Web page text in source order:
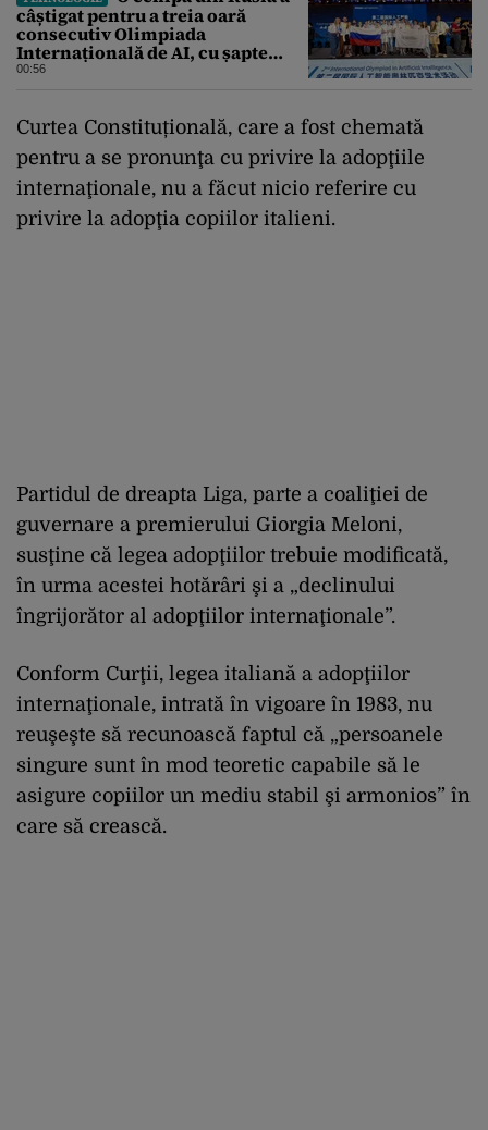
câștigat pentru a treia oară
consecutiv Olimpiada
Internațională de AI, cu șapte
medalii din aur și una de bronz
00:56
Curtea Constituțională, care a fost chemată
pentru a se pronunţa cu privire la adopţiile
internaţionale, nu a făcut nicio referire cu
privire la adopţia copiilor italieni.
Partidul de dreapta Liga, parte a coaliţiei de
guvernare a premierului Giorgia Meloni,
susţine că legea adopţiilor trebuie modificată,
în urma acestei hotărâri şi a „declinului
îngrijorător al adopţiilor internaţionale”.
Conform Curţii, legea italiană a adopţiilor
internaţionale, intrată în vigoare în 1983, nu
reuşeşte să recunoască faptul că „persoanele
singure sunt în mod teoretic capabile să le
asigure copiilor un mediu stabil şi armonios” în
care să crească.